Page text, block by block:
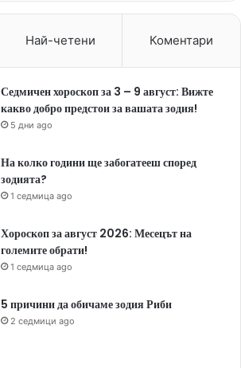
Най-четени Коментари
Седмичен хороскоп за 3 – 9 август: Вижте
какво добро предстои за вашата зодия!
5 дни ago
На колко години ще забогатееш според
зодията?
1 седмица ago
Хороскоп за август 2026: Месецът на
големите обрати!
1 седмица ago
5 причини да обичаме зодия Риби
2 седмици ago